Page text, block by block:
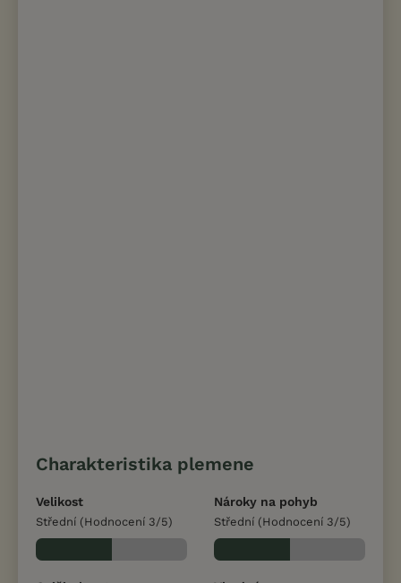
Charakteristika plemene
Velikost
Střední (Hodnocení 3/5)
Nároky na pohyb
Střední (Hodnocení 3/5)